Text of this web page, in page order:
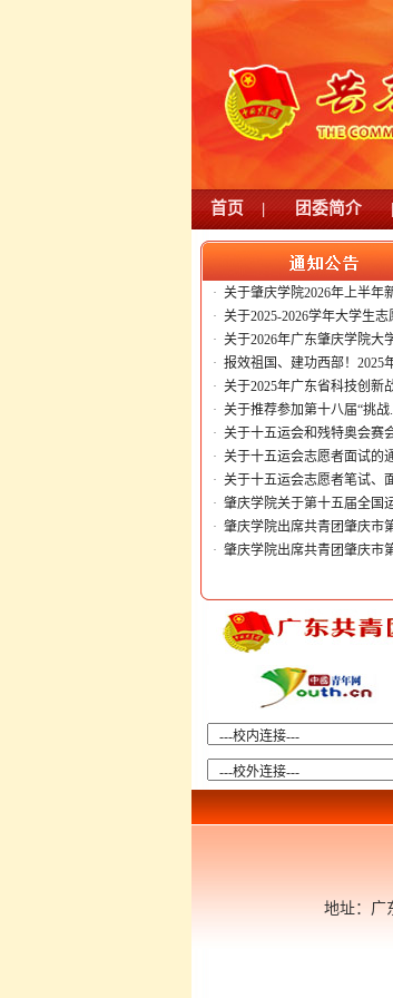
首页 | 团委简介 |
· 关于肇庆学院2026年上半年
· 关于2025-2026学年大学生志
· 关于2026年广东肇庆学院大
· 报效祖国、建功西部！2025
· 关于2025年广东省科技创新
· 关于推荐参加第十八届“挑战
· 关于十五运会和残特奥会赛
· 关于十五运会志愿者面试的
· 关于十五运会志愿者笔试、
· 肇庆学院关于第十五届全国
· 肇庆学院出席共青团肇庆市
· 肇庆学院出席共青团肇庆市
地址：广